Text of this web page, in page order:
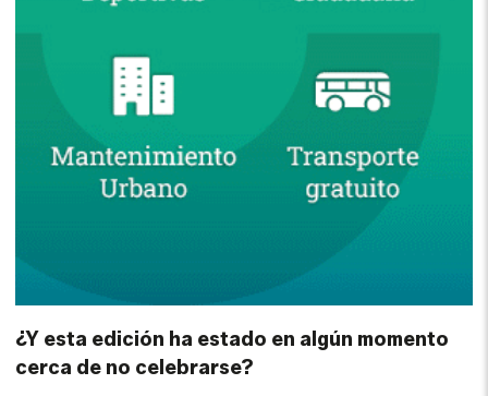
¿Y esta edición ha estado en algún momento
cerca de no celebrarse?